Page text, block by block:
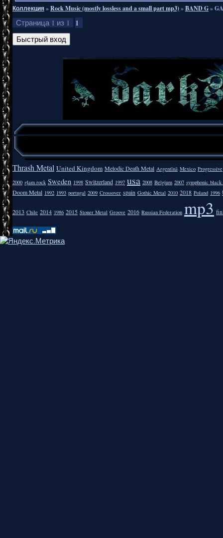
Коллекция»Rock Music (mostly lossless and a small part mp3)»BAND G»
Страница 1 из 1 1
Thrash Metal United Kingdom Melodic Death Metal Argentīnā Mexico Progressive
2000 glam rock Sweden 1998 Switzerland 1997 usa 2008 Belgium 2007 symphonic
Doom Metal 1992 1993 portugal 2009 Crossover spain Gothic Metal 2010 2018 Poland 1996
2013 Chile 2014 1986 2015 Stoner Metal Groove 2016 Russian Federation mp3